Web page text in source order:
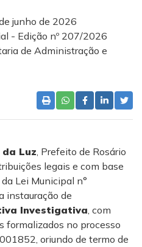
junho de 2026
- Edição nº 207/2026
de Administração e
Luz, Prefeito de Rosário
legais e com base
Lei Municipal n°
instauração de
Investigativa, com
formalizados no processo
oriundo de termo de